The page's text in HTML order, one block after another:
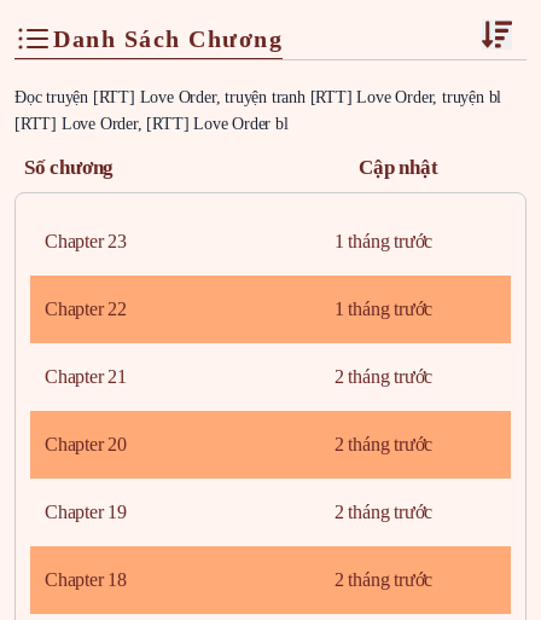
Danh Sách Chương
Đọc truyện [RTT] Love Order, truyện tranh [RTT] Love Order, truyện bl
[RTT] Love Order, [RTT] Love Order bl
Số chương Cập nhật
Chapter 23 1 tháng trước
Chapter 22 1 tháng trước
Chapter 21 2 tháng trước
Chapter 20 2 tháng trước
Chapter 19 2 tháng trước
Chapter 18 2 tháng trước